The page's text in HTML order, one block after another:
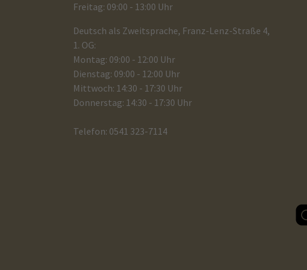
Freitag: 09:00 - 13:00 Uhr
Deutsch als Zweitsprache, Franz-Lenz-Straße 4,
1. OG:
Montag: 09:00 - 12:00 Uhr
Dienstag: 09:00 - 12:00 Uhr
Mittwoch: 14:30 - 17:30 Uhr
Donnerstag: 14:30 - 17:30 Uhr
Telefon: 0541 323-7114